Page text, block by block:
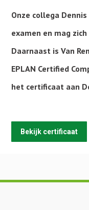
Onze collega
examen en mag
Daarnaast is Van
EPLAN Certified
het certificaat aan
Bekijk certificaat